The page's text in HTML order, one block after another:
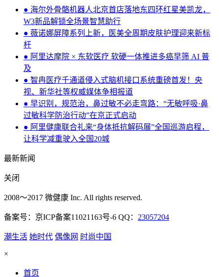
● 海尔外骨骼机器人北京首店落地东四环红星美凯龙，
W3新品解锁全场景智慧助行
● 薇诺娜屏障系列上新，医美全周期皮肤护理迎来新标
杆
● 阿里达摩院 × 东软医疗 软硬一体推进多癌早筛 AI 普
及
● 智冉医疗千通道侵入式脑机接口系统重磅首发！央
视、新华社等权威媒体争相报道
● 早识别，规范治，鼻过敏不必走弯路：“无敏呼吸·鼻
过敏科学防治行动”在京正式启动
● 阿里健康联合礼来“身体抵抗解码展”全国巡游启程，
让科学减重驶入全国20城
最新新闻
关闭
2008～2017 微健康 Inc. All rights reserved.
备案号：京ICP备案11021163号-6 QQ： 23057204
潮生活 她时代 偶像网 时尚中国
×
首页